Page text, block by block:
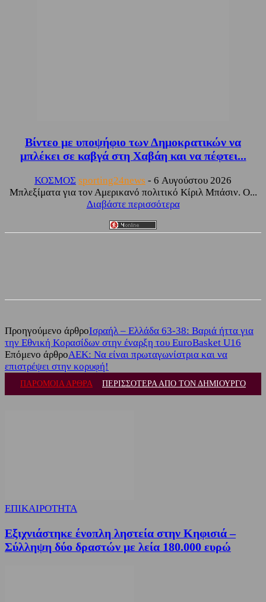
Βίντεο με υποψήφιο των Δημοκρατικών να
μπλέκει σε καβγά στη Χαβάη και να πέφτει...
ΚΟΣΜΟΣ sporting24news - 6 Αυγούστου 2026
Μπλεξίματα για τον Αμερικανό πολιτικό Κίριλ Μπάσιν. Ο...
Διαβάστε περισσότερα
Προηγούμενο άρθροΙσραήλ – Ελλάδα 63-38: Βαριά ήττα για
την Εθνική Κορασίδων στην έναρξη του EuroBasket U16
Επόμενο άρθροΑΕΚ: Να είναι πρωταγωνίστρια και να
επιστρέψει στην κορυφή!
ΠΑΡΟΜΟΙΑ ΑΡΘΡΑ ΠΕΡΙΣΣΟΤΕΡΑ ΑΠΟ ΤΟΝ ΔΗΜΙΟΥΡΓΟ
ΕΠΙΚΑΙΡΟΤΗΤΑ
Εξιχνιάστηκε ένοπλη ληστεία στην Κηφισιά –
Σύλληψη δύο δραστών με λεία 180.000 ευρώ